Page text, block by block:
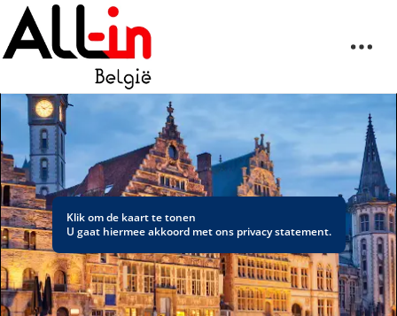
Klik om de kaart te tonen
U gaat hiermee akkoord met ons privacy statement.